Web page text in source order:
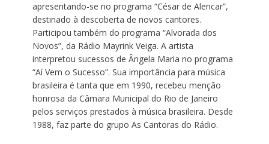
apresentando-se no programa “César de Alencar”,
destinado à descoberta de novos cantores.
Participou também do programa “Alvorada dos
Novos”, da Rádio Mayrink Veiga. A artista
interpretou sucessos de Ângela Maria no programa
“Aí Vem o Sucesso”. Sua importância para música
brasileira é tanta que em 1990, recebeu menção
honrosa da Câmara Municipal do Rio de Janeiro
pelos serviços prestados à música brasileira. Desde
1988, faz parte do grupo As Cantoras do Rádio.